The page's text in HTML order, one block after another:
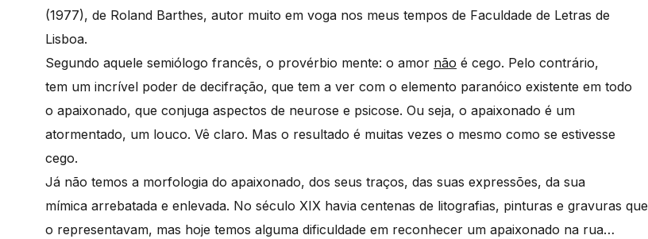
(1977), de Roland Barthes, autor muito em voga nos meus tempos de Faculdade de Letras de
Lisboa.
Segundo aquele semiólogo francês, o provérbio mente: o amor não é cego. Pelo contrário,
tem um incrível poder de decifração, que tem a ver com o elemento paranóico existente em todo
o apaixonado, que conjuga aspectos de neurose e psicose. Ou seja, o apaixonado é um
atormentado, um louco. Vê claro. Mas o resultado é muitas vezes o mesmo como se estivesse
cego.
Já não temos a morfologia do apaixonado, dos seus traços, das suas expressões, da sua
mímica arrebatada e enlevada. No século XIX havia centenas de litografias, pinturas e gravuras que
o representavam, mas hoje temos alguma dificuldade em reconhecer um apaixonado na rua…